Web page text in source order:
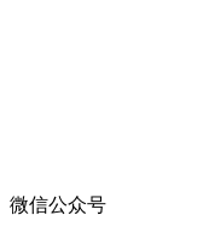
微信公众号